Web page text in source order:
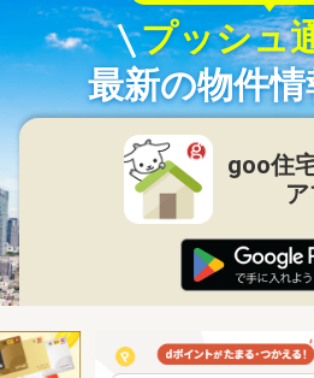
プッシュ
最新の物件
goo住